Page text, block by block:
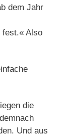
dem Jahr
fest.« Also
die
Und aus